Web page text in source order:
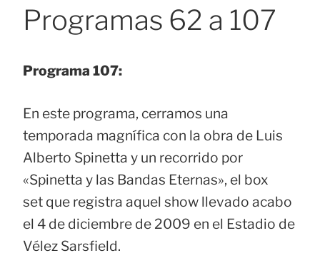
Programas 62 a 107
Programa 107:
En este programa, cerramos una
temporada magnífica con la obra de Luis
Alberto Spinetta y un recorrido por
«Spinetta y las Bandas Eternas», el box
set que registra aquel show llevado acabo
el 4 de diciembre de 2009 en el Estadio de
Vélez Sarsfield.